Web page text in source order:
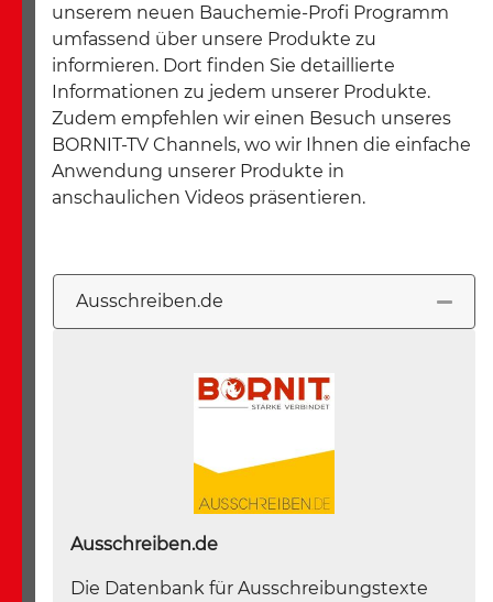
unserem neuen Bauchemie-Profi Programm
umfassend über unsere Produkte zu
informieren. Dort finden Sie detaillierte
Informationen zu jedem unserer Produkte.
Zudem empfehlen wir einen Besuch unseres
BORNIT-TV Channels, wo wir Ihnen die einfache
Anwendung unserer Produkte in
anschaulichen Videos präsentieren.
Ausschreiben.de
Ausschreiben.de
Die Datenbank für Ausschreibungstexte